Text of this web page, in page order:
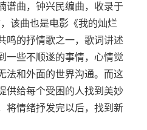
谱曲，钟兴民编曲，收录于
该曲也是电影《我的灿烂
鸣的抒情歌之一，歌词讲述
一些不顺遂的事情，心情觉
法和外面的世界沟通。而这
供给每个受困的人找到美妙
将情绪抒发完以后，找到新